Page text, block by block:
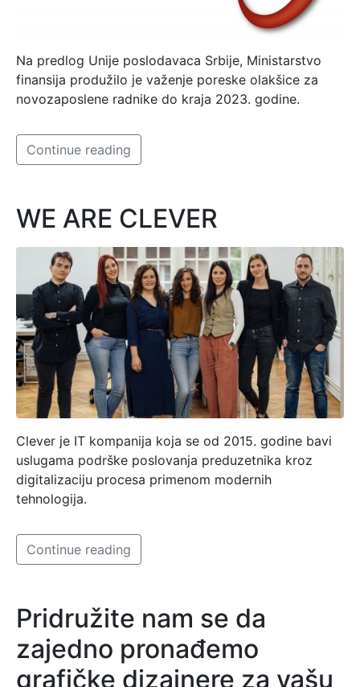
Na predlog Unije poslodavaca Srbije, Ministarstvo
finansija produžilo je važenje poreske olakšice za
novozaposlene radnike do kraja 2023. godine.
Continue reading
WE ARE CLEVER
Clever je IT kompanija koja se od 2015. godine bavi
uslugama podrške poslovanja preduzetnika kroz
digitalizaciju procesa primenom modernih
tehnologija.
Continue reading
Pridružite nam se da
zajedno pronađemo
grafičke dizajnere za vašu